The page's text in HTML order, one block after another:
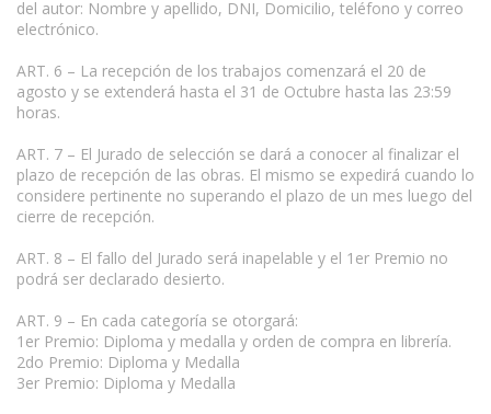
del autor: Nombre y apellido, DNI, Domicilio, teléfono y correo
electrónico.
ART. 6 – La recepción de los trabajos comenzará el 20 de
agosto y se extenderá hasta el 31 de Octubre hasta las 23:59
horas.
ART. 7 – El Jurado de selección se dará a conocer al finalizar el
plazo de recepción de las obras. El mismo se expedirá cuando lo
considere pertinente no superando el plazo de un mes luego del
cierre de recepción.
ART. 8 – El fallo del Jurado será inapelable y el 1er Premio no
podrá ser declarado desierto.
ART. 9 – En cada categoría se otorgará:
1er Premio: Diploma y medalla y orden de compra en librería.
2do Premio: Diploma y Medalla
3er Premio: Diploma y Medalla